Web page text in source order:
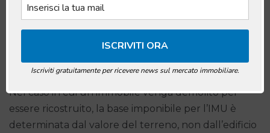
IMU e Demolizione: Cosa Sapere
Nel caso in cui un immobile venga demolito per
essere ricostruito, la base imponibile per l’IMU è
determinata dal valore del terreno, non dall’edificio
Iscriviti gratuitamente per ricevere news sul mercato immobiliare.